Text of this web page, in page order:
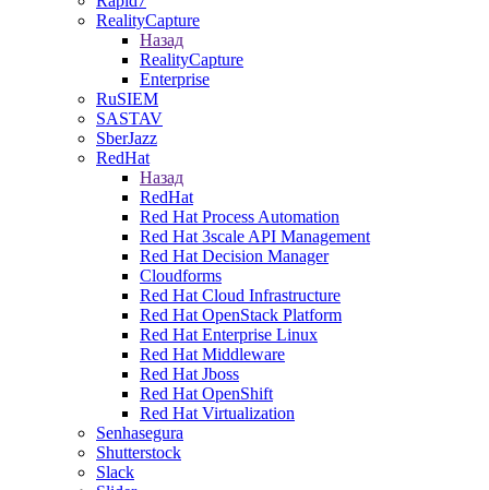
RealityCapture
Назад
RealityCapture
Enterprise
RuSIEM
SASTAV
SberJazz
RedHat
Назад
RedHat
Red Hat Process Automation
Red Hat 3scale API Management
Red Hat Decision Manager
Cloudforms
Red Hat Cloud Infrastructure
Red Hat OpenStack Platform
Red Hat Enterprise Linux
Red Hat Middleware
Red Hat Jboss
Red Hat OpenShift
Red Hat Virtualization
Senhasegura
Shutterstock
Slack